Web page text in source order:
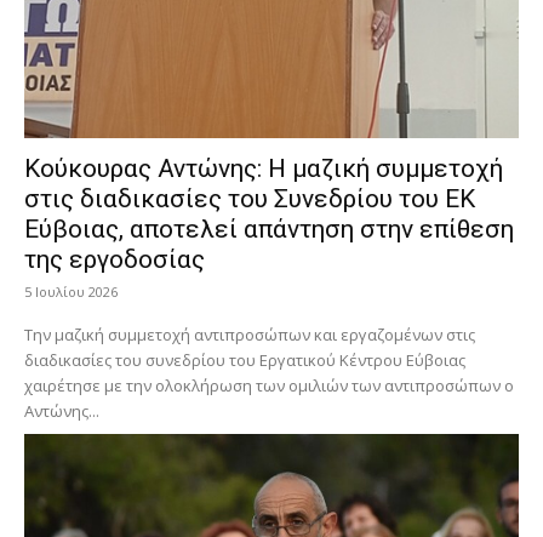
Κούκουρας Αντώνης: Η μαζική συμμετοχή
στις διαδικασίες του Συνεδρίου του ΕΚ
Εύβοιας, αποτελεί απάντηση στην επίθεση
της εργοδοσίας
5 Ιουλίου 2026
Την μαζική συμμετοχή αντιπροσώπων και εργαζομένων στις
διαδικασίες του συνεδρίου του Εργατικού Κέντρου Εύβοιας
χαιρέτησε με την ολοκλήρωση των ομιλιών των αντιπροσώπων ο
Αντώνης...